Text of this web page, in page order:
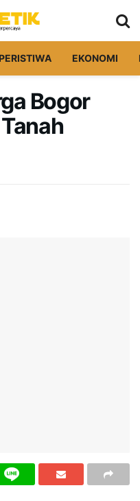
PERISTIWA EKONOMI
Bogor